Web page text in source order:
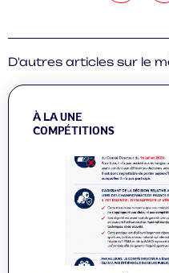
D'autres articles sur le
À LA UNE
COMPÉTITIONS